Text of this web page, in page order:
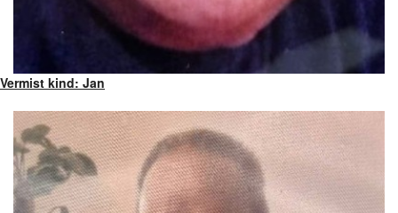
Vermist kind: Jan